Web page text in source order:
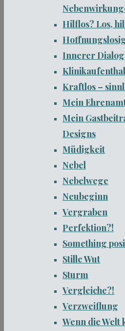
Hilflos? Los,
Innerer Dialog
Kraftlos –
Mein
Mein
Designs
Müdigkeit
Nebel
Nebelwege
Neubeginn
Vergraben
Perfektion?!
Something
Stille Wut
Sturm
Vergleiche?!
Verzweiflung
Wenn die